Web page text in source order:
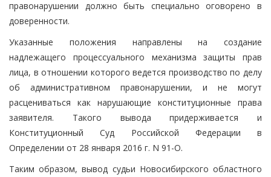
правонарушении должно быть специально оговорено в
доверенности.
Указанные положения направлены на создание
надлежащего процессуального механизма защиты прав
лица, в отношении которого ведется производство по делу
об административном правонарушении, и не могут
расцениваться как нарушающие конституционные права
заявителя. Такого вывода придерживается и
Конституционный Суд Российской Федерации в
Определении от 28 января 2016 г. N 91-О.
Таким образом, вывод судьи Новосибирского областного